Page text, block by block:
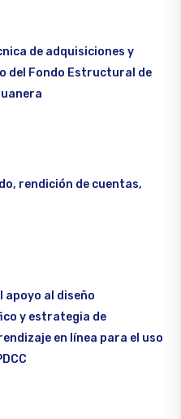
de adquisiciones y
del Fondo Estructural de
rendición de cuentas,
al diseño
y estrategia de
en línea para el uso